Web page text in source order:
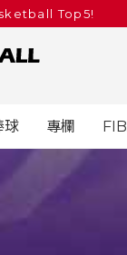
Top5!
球 專欄